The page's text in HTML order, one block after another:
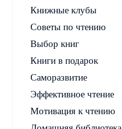
Книжные клубы
Советы по чтению
Выбор книг
Книги в подарок
Саморазвитие
Эффективное чтение
Мотивация к чтению